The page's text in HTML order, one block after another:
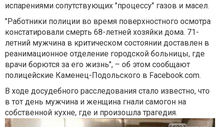
испарениями сопутствующих "процессу" газов и масел.
"Работники полиции во время поверхностного осмотра
констатировали смерть 68-летней хозяйки дома. 71-
летний мужчина в критическом состоянии доставлен в
реанимационное отделение городской больницы, где
врачи борются за его жизнь", – об этом сообщают
полицейские Каменец-Подольского в Facebook.com.
В ходе досудебного расследования стало известно, что
в тот день мужчина и женщина гнали самогон на
собственной кухне, где и произошла трагедия.